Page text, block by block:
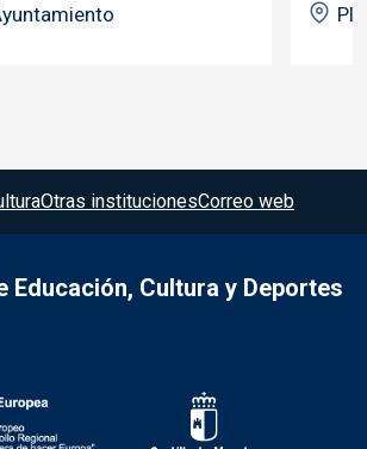
Otras institucionesCorreo web
Educación, Cultura y Deportes